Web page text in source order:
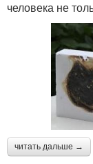
человека не
читать дальше →